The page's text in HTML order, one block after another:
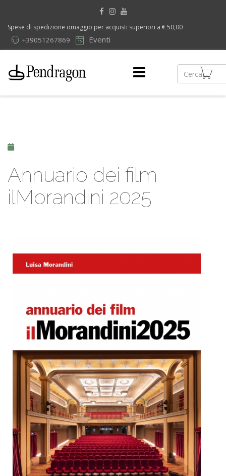
Spese di spedizione omaggio per acquisti superiori a € 50,00
Eventi
+39051267869
Annuario dei film
ilMorandini 2025